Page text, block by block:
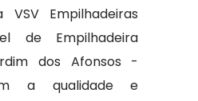
VSV Empilhadeiras
de Empilhadeira
dos Afonsos -
a qualidade e